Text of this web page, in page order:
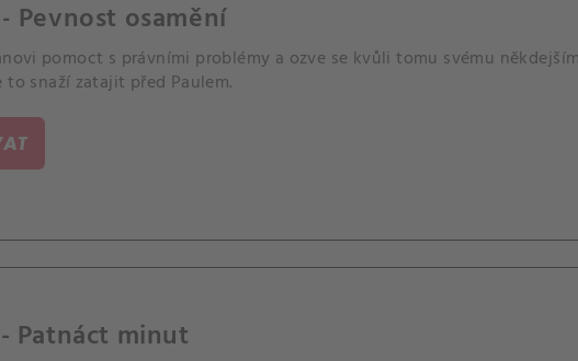
Pevnost osamění
pomoct s právními problémy a ozve se kvůli tomu svému
to snaží zatajit před Paulem.
Patnáct minut